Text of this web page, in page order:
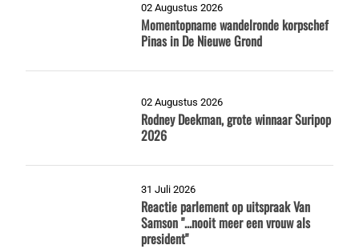
02 Augustus 2026
Momentopname wandelronde korpschef
Pinas in De Nieuwe Grond
02 Augustus 2026
Rodney Deekman, grote winnaar Suripop
2026
31 Juli 2026
Reactie parlement op uitspraak Van
Samson "...nooit meer een vrouw als
president"